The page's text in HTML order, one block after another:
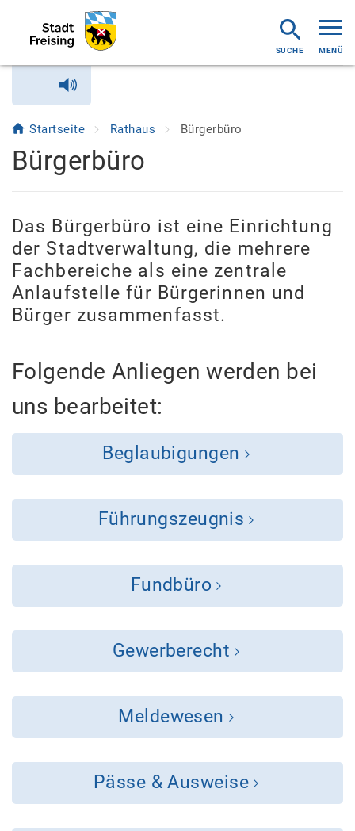
MENÜ
Startseite Rathaus Bürgerbüro
Bürgerbüro
Das Bürgerbüro ist eine Einrichtung
der Stadtverwaltung, die mehrere
Fachbereiche als eine zentrale
Anlaufstelle für Bürgerinnen und
Bürger zusammenfasst.
Folgende Anliegen werden bei
uns bearbeitet:
Beglaubigungen
Führungszeugnis
Fundbüro
Gewerberecht
Meldewesen
Pässe & Ausweise